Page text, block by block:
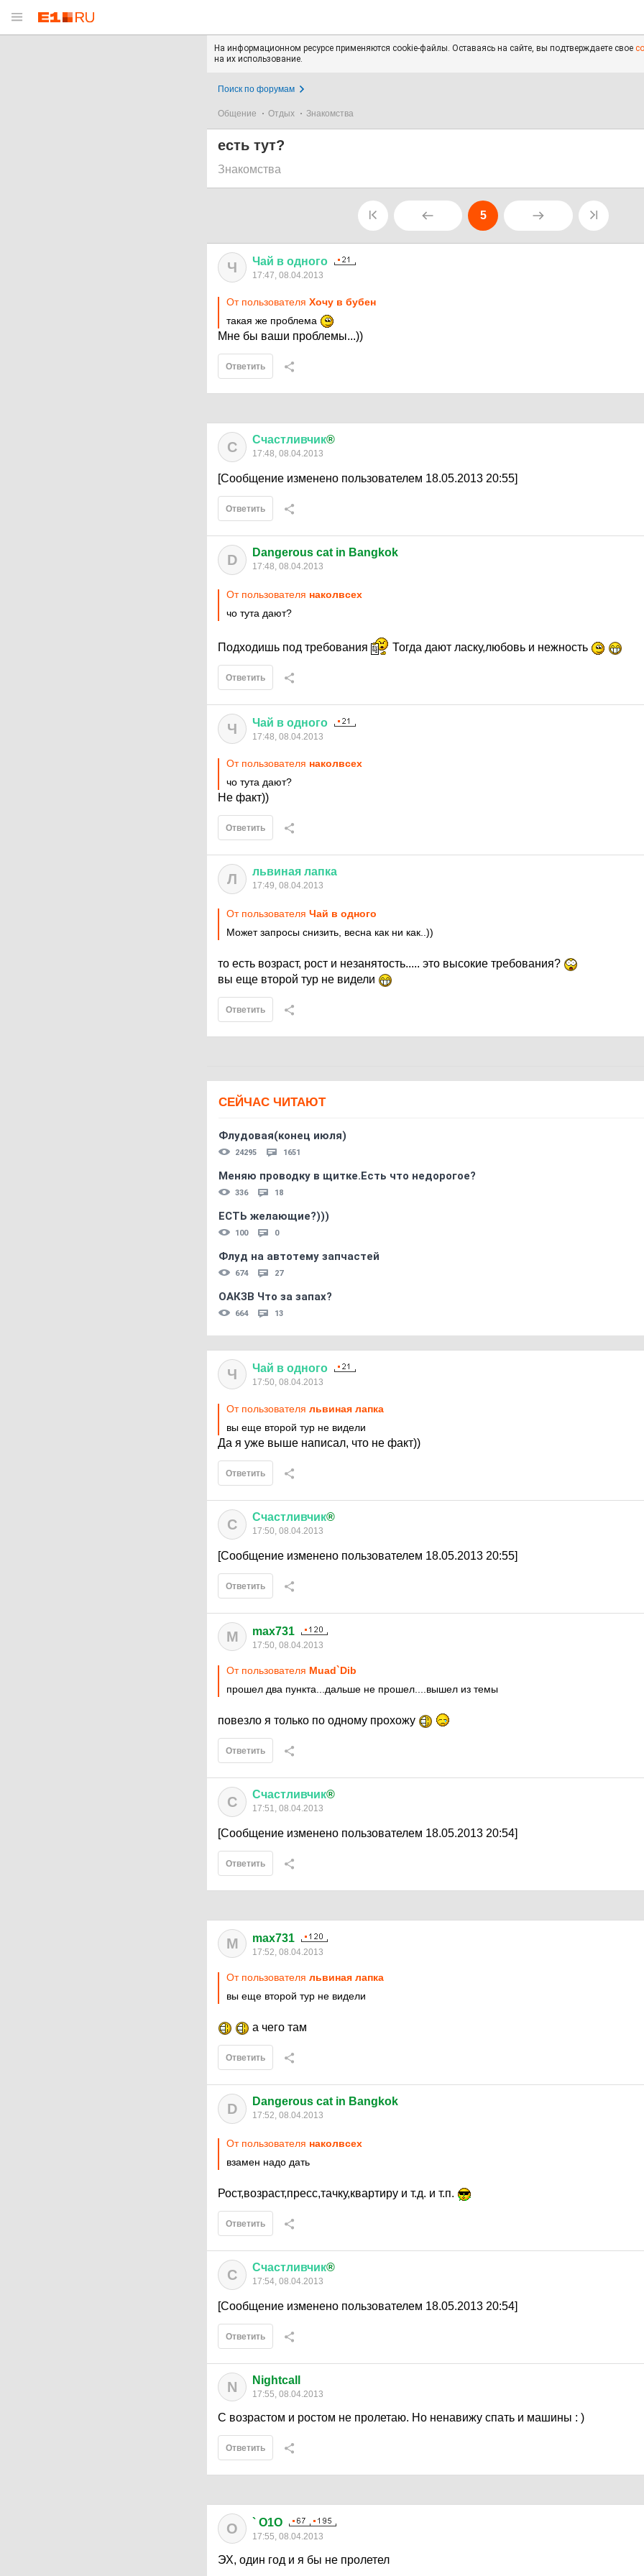
На информационном ресурсе применяются cookie-файлы. Оставаясь на сайте, вы подтверждаете свое
на их использование.
Поиск по форумам
Общение Отдых Знакомства
есть тут?
Знакомства
5
Ч Чай в одного
17:47, 08.04.2013
От пользователя Хочу в бубен
такая же проблема
Мне бы ваши проблемы...))
Ответить
С Счастливчик®
17:48, 08.04.2013
[Сообщение изменено пользователем 18.05.2013 20:55]
Ответить
D Dangerous cat in Bangkok
17:48, 08.04.2013
От пользователя наколвсех
чо тута дают?
Подходишь под требования Тогда дают ласку,любовь и нежность
Ответить
Ч Чай в одного
17:48, 08.04.2013
От пользователя наколвсех
чо тута дают?
Не факт))
Ответить
Л львиная лапка
17:49, 08.04.2013
От пользователя Чай в одного
Может запросы снизить, весна как ни как..))
то есть возраст, рост и незанятость..... это высокие требования?
вы еще второй тур не видели
Ответить
СЕЙЧАС ЧИТАЮТ
Флудовая(конец июля)
24295 1651
Меняю проводку в щитке.Есть что недорогое?
336 18
ЕСТЬ желающие?)))
100 0
Флуд на автотему запчастей
674 27
ОАКЗВ Что за запах?
664 13
Ч Чай в одного
17:50, 08.04.2013
От пользователя львиная лапка
вы еще второй тур не видели
Да я уже выше написал, что не факт))
Ответить
С Счастливчик®
17:50, 08.04.2013
[Сообщение изменено пользователем 18.05.2013 20:55]
Ответить
M max731
17:50, 08.04.2013
От пользователя Muad`Dib
прошел два пункта...дальше не прошел....вышел из темы
повезло я только по одному прохожу
Ответить
С Счастливчик®
17:51, 08.04.2013
[Сообщение изменено пользователем 18.05.2013 20:54]
Ответить
M max731
17:52, 08.04.2013
От пользователя львиная лапка
вы еще второй тур не видели
а чего там
Ответить
D Dangerous cat in Bangkok
17:52, 08.04.2013
От пользователя наколвсех
взамен надо дать
Рост,возраст,пресс,тачку,квартиру и т.д. и т.п.
Ответить
С Счастливчик®
17:54, 08.04.2013
[Сообщение изменено пользователем 18.05.2013 20:54]
Ответить
N Nightcall
17:55, 08.04.2013
С возрастом и ростом не пролетаю. Но ненавижу спать и машины : )
Ответить
O ` O1O
17:55, 08.04.2013
ЭХ, один год и я бы не пролетел